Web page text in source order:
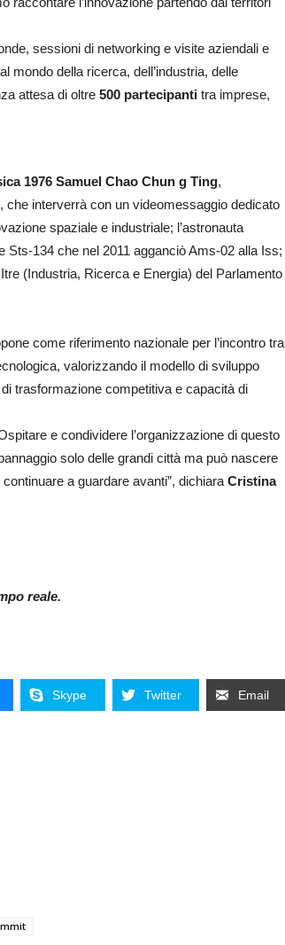
sessioni di networking e visite aziendali e
mondo della ricerca, dell’industria, delle
attesa di oltre 500 partecipanti tra imprese,
1976 Samuel Chao Chun g Ting,
che interverrà con un videomessaggio dedicato
spaziale e industriale; l’astronauta
134 che nel 2011 agganciò Ams-02 alla Iss;
(Industria, Ricerca e Energia) del Parlamento
come riferimento nazionale per l’incontro tra
valorizzando il modello di sviluppo
trasformazione competitiva e capacità di
e condividere l’organizzazione di questo
solo delle grandi città ma può nascere
a guardare avanti”, dichiara Cristina
reale.
Skype Twitter Email